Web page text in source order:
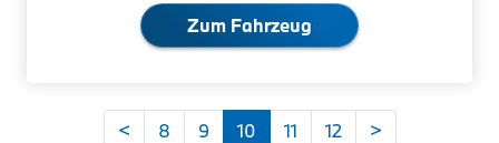
Zum Fahrzeug
< 8 9 10 11 12 >